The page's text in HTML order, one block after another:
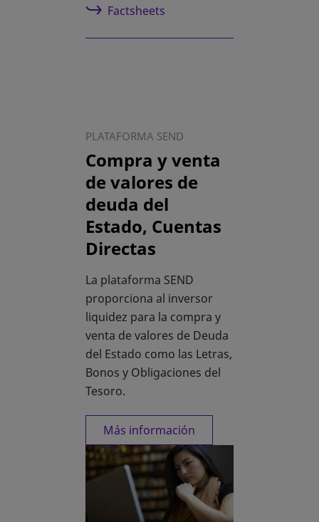
Factsheets
PLATAFORMA SEND
Compra y venta
de valores de
deuda del
Estado, Cuentas
Directas
La plataforma SEND
proporciona al inversor
liquidez para la compra y
venta de valores de Deuda
del Estado como las Letras,
Bonos y Obligaciones del
Tesoro.
Más información